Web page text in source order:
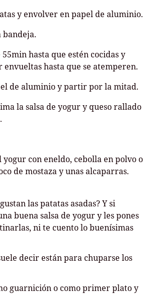
y envolver en papel de aluminio.
bandeja.
hasta que estén cocidas y
hasta que se atemperen.
de aluminio y partir por la mitad.
la salsa de yogur y queso rallado
yogur con eneldo, cebolla en polvo o
de mostaza y unas alcaparras.
las patatas asadas? Y si
buena salsa de yogur y les pones
ni te cuento lo buenísimas
decir están para chuparse los
guarnición o como primer plato y